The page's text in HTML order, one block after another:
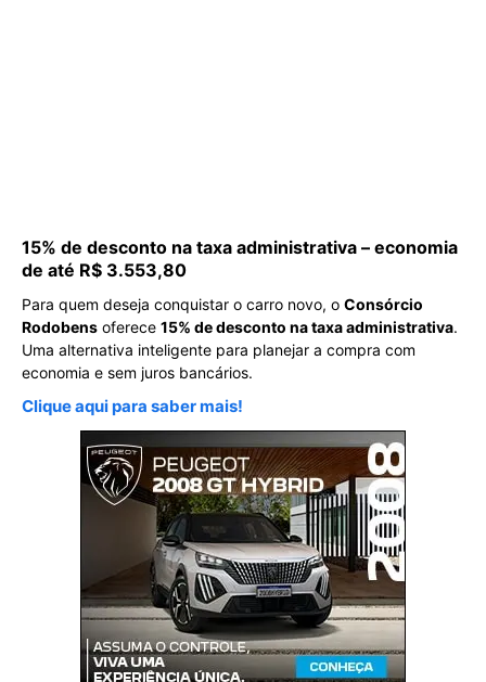
15% de desconto na taxa administrativa – economia
de até R$ 3.553,80
Para quem deseja conquistar o carro novo, o Consórcio
Rodobens oferece 15% de desconto na taxa administrativa.
Uma alternativa inteligente para planejar a compra com
economia e sem juros bancários.
Clique aqui para saber mais!